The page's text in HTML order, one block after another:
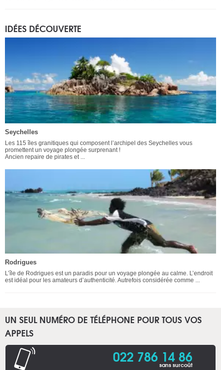
IDÉES DÉCOUVERTE
Seychelles
Les 115 îles granitiques qui composent l’archipel des Seychelles vous
promettent un voyage plongée surprenant !
Ancien repaire de pirates et ...
Rodrigues
L’île de Rodrigues est un paradis pour un voyage plongée au calme. L’endroit
est idéal pour les amateurs d’authenticité. Autrefois considérée comme ...
UN SEUL NUMÉRO DE TÉLÉPHONE POUR TOUS VOS
APPELS
022 786 14 86
sans surcoût